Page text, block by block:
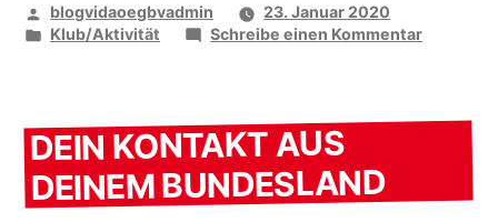
Veröffentlicht
von
blogvidaoegbvadmin
23. Januar 2020
Veröffentlicht
Klub/Aktivität Schreibe einen Kommentarzu
Walking
DEIN KONTAKT AUS
DEINEM BUNDESLAND